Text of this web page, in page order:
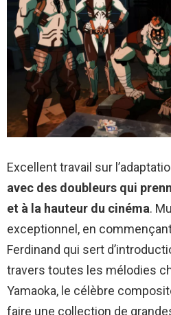
Excellent travail sur
avec des doubleurs qui
et à la hauteur du cinéma.
exceptionnel, en
Ferdinand qui sert
travers toutes les mélodies
Yamaoka, le célèbre
faire une collection de